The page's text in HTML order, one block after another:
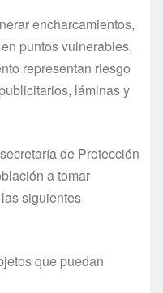
encharcamientos,
puntos vulnerables,
representan riesgo
láminas y
de Protección
a tomar
siguientes
que puedan